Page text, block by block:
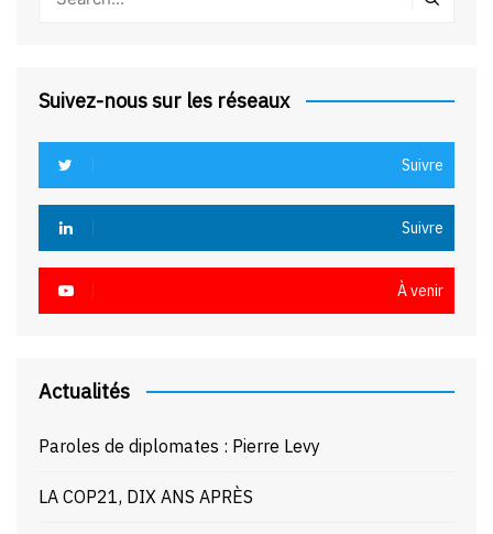
Suivez-nous sur les réseaux
Suivre
Suivre
À venir
Actualités
Paroles de diplomates : Pierre Levy
LA COP21, DIX ANS APRÈS